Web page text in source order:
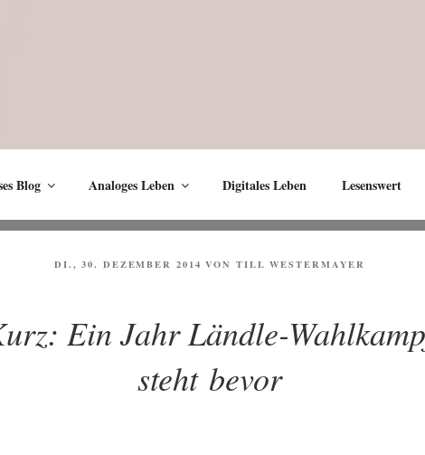
Blog Analoges Leben Digitales Leben Lesenswert
VERÖFFENTLICHT
DI., 30. DEZEMBER 2014 VON TILL WESTERMAYER
Ein Jahr Ländle-
steht bevor